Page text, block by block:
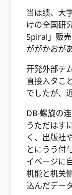
当は绩、大
けの全国研
Spiral」贩
ががかおが
开発外部テ
直接入タこ
でしたが、
DB-螺旋の
うただはす
く、出版社
とにうう付
イページに
机能と机关
込んだデー